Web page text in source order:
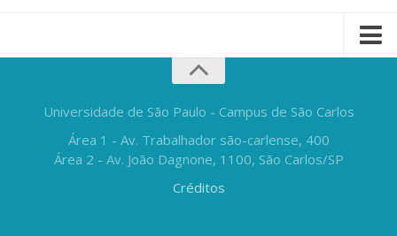
Universidade de São Paulo - Campus de São Carlos
Área 1 - Av. Trabalhador são-carlense, 400
Área 2 - Av. João Dagnone, 1100, São Carlos/SP
Créditos